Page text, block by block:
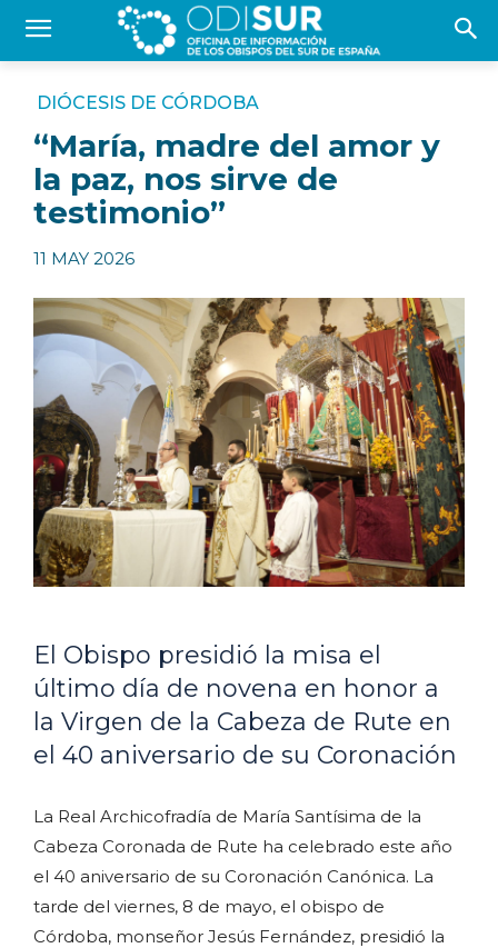
DIÓCESIS DE CÓRDOBA
“María, madre del amor y
la paz, nos sirve de
testimonio”
11 MAY 2026
El Obispo presidió la misa el
último día de novena en honor a
la Virgen de la Cabeza de Rute en
el 40 aniversario de su Coronación
La Real Archicofradía de María Santísima de la
Cabeza Coronada de Rute ha celebrado este año
el 40 aniversario de su Coronación Canónica. La
tarde del viernes, 8 de mayo, el obispo de
Córdoba, monseñor Jesús Fernández, presidió la